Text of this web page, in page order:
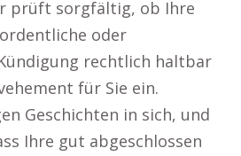
prüft sorgfältig, ob Ihre
oder
rechtlich haltbar
für Sie ein.
Geschichten in sich, und
Ihre gut abgeschlossen